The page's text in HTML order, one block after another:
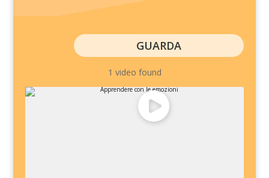
GUARDA
1 video found